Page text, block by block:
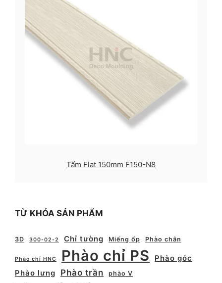
Tấm Flat 150mm F150-N8
TỪ KHÓA SẢN PHẨM
3D 300-02-2 Chỉ tường Miếng ốp Phào chân
Phào chỉ HNC Phào chỉ PS
Phào góc
Phào lưng
Phào trần phào V